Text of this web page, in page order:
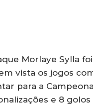
Morlaye Sylla foi
vista os jogos
para a
e 8 golos